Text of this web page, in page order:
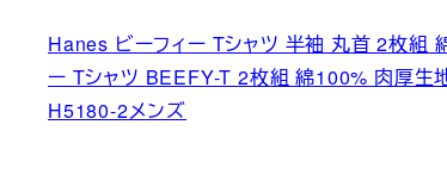
Hanes ビーフィー Tシャツ 半袖 丸首 2枚組
ー Tシャツ BEEFY-T 2枚組 綿100% 肉厚生
H5180-2メンズ